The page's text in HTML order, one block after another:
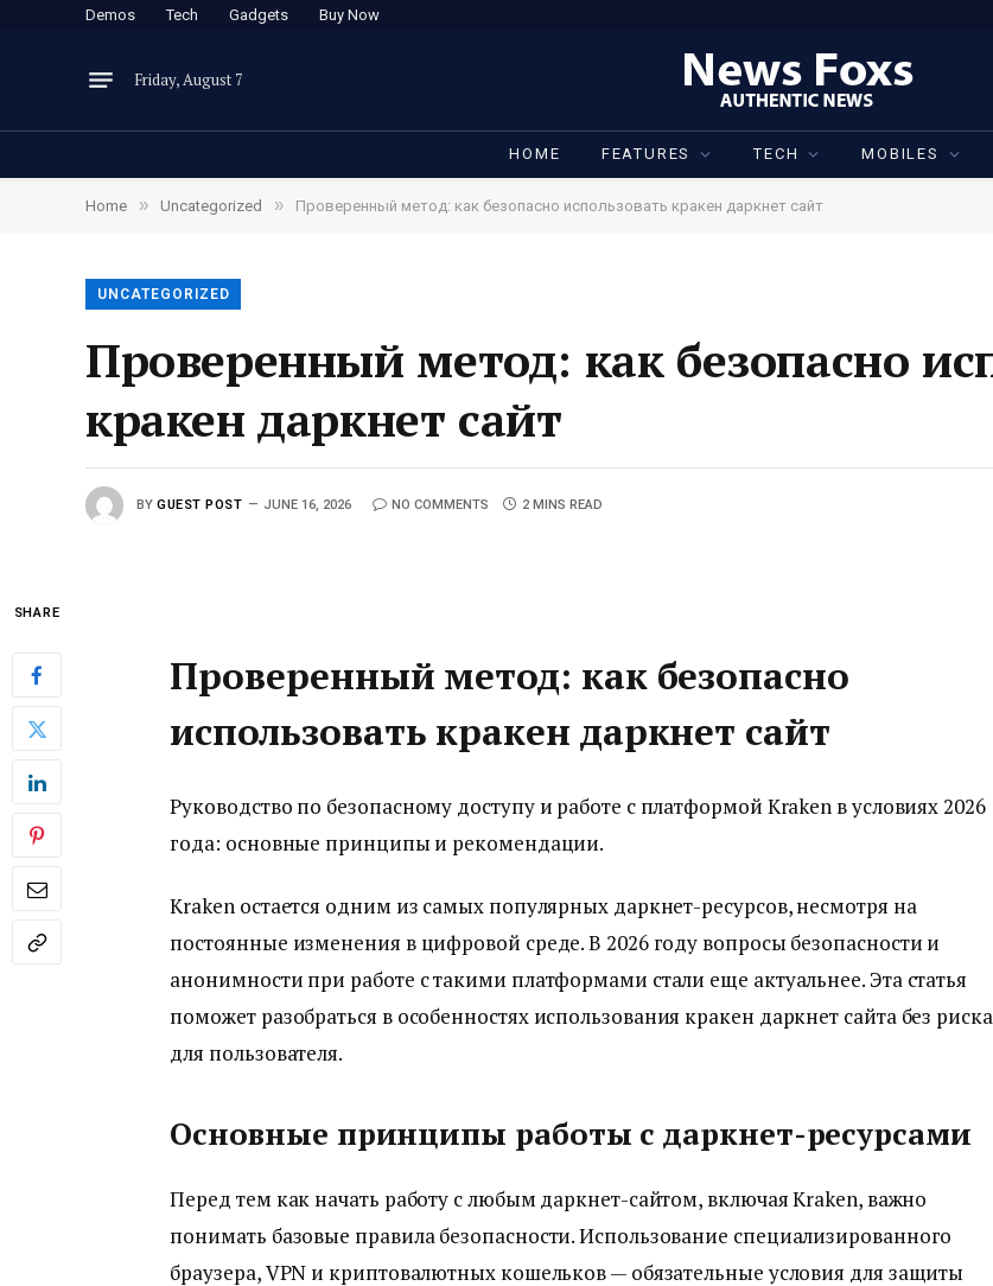
Demos Tech Gadgets Buy Now
Friday, August 7
HOME FEATURES TECH MOBILES
Home » Uncategorized » Проверенный метод: как безопасно использовать кракен даркнет сайт
UNCATEGORIZED
Проверенный метод: как безопасно
кракен даркнет сайт
BY GUEST POST JUNE 16, 2026 NO COMMENTS 2 MINS READ
SHARE
Проверенный метод: как безопасно
использовать кракен даркнет сайт
Руководство по безопасному доступу и работе с платформой Kraken в условиях 2026
года: основные принципы и рекомендации.
Kraken остается одним из самых популярных даркнет-ресурсов, несмотря на
постоянные изменения в цифровой среде. В 2026 году вопросы безопасности и
анонимности при работе с такими платформами стали еще актуальнее. Эта статья
поможет разобраться в особенностях использования кракен даркнет сайта без риска
для пользователя.
Основные принципы работы с даркнет-ресурсами
Перед тем как начать работу с любым даркнет-сайтом, включая Kraken, важно
понимать базовые правила безопасности. Использование специализированного
браузера, VPN и криптовалютных кошельков — обязательные условия для защиты